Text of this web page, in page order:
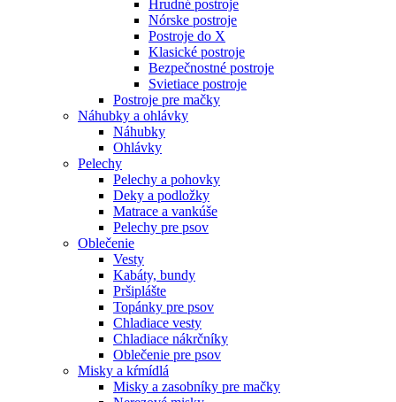
Hrudné postroje
Nórske postroje
Postroje do X
Klasické postroje
Bezpečnostné postroje
Svietiace postroje
Postroje pre mačky
Náhubky a ohlávky
Náhubky
Ohlávky
Pelechy
Pelechy a pohovky
Deky a podložky
Matrace a vankúše
Pelechy pre psov
Oblečenie
Vesty
Kabáty, bundy
Pršiplášte
Topánky pre psov
Chladiace vesty
Chladiace nákrčníky
Oblečenie pre psov
Misky a kŕmídlá
Misky a zasobníky pre mačky